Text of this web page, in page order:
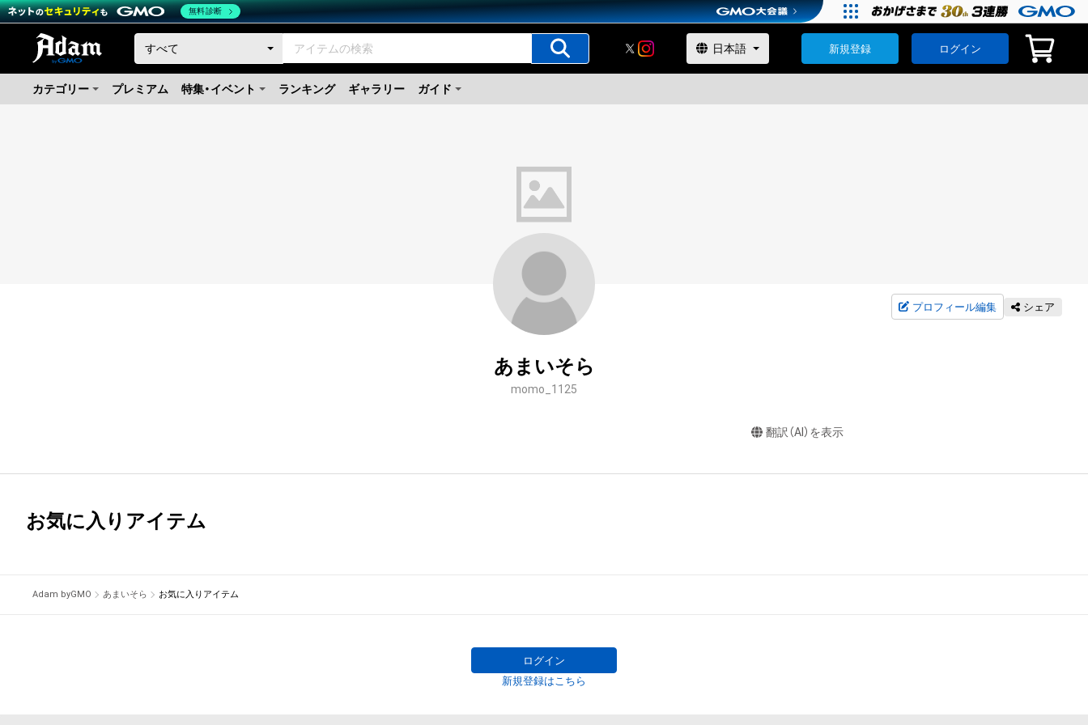
新規登録 ログイン
カテゴリー プレミアム 特集・イベント ランキング ギャラリー ガイド
プロフィール編集 シェア
あまいそら
momo_1125
翻訳（AI）を表示
お気に入りアイテム
Adam byGMO あまいそら お気に入りアイテム
ログイン
新規登録はこちら
無料診断